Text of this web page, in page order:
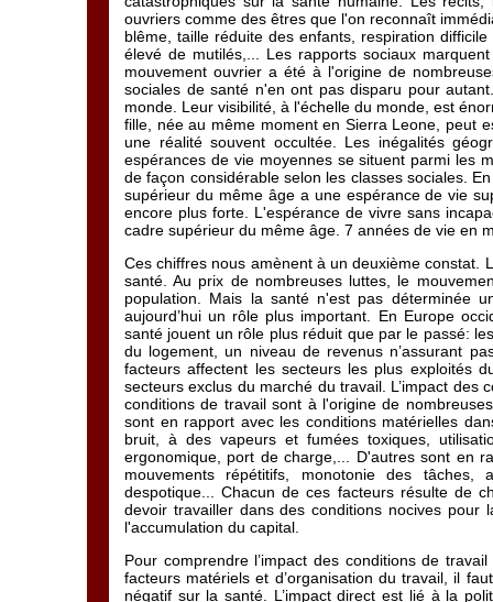
ouvriers comme des êtres que l'on reconnaît
blême, taille réduite des enfants, respiration
élevé de mutilés,... Les rapports sociaux
mouvement ouvrier a été à l'origine de
sociales de santé n'en ont pas disparu pour
monde. Leur visibilité, à l'échelle du monde, est
fille, née au même moment en Sierra Leone, peut
une réalité souvent occultée. Les inégalités
espérances de vie moyennes se situent parmi les
de façon considérable selon les classes sociales.
supérieur du même âge a une espérance de vie
encore plus forte. L'espérance de vivre sans
cadre supérieur du même âge. 7 années de vie en
Ces chiffres nous amènent à un deuxième constat.
santé. Au prix de nombreuses luttes, le
population. Mais la santé n'est pas déterminée
aujourd’hui un rôle plus important. En Europe
santé jouent un rôle plus réduit que par le passé:
du logement, un niveau de revenus n’assurant
facteurs affectent les secteurs les plus exploités
secteurs exclus du marché du travail. L’impact des
conditions de travail sont à l'origine de
sont en rapport avec les conditions matérielles
bruit, à des vapeurs et fumées toxiques,
ergonomique, port de charge,... D'autres sont en
mouvements répétitifs, monotonie des
despotique... Chacun de ces facteurs résulte de
devoir travailler dans des conditions nocives
l'accumulation du capital.
Pour comprendre l’impact des conditions de
facteurs matériels et d’organisation du travail, il
négatif sur la santé. L’impact direct est lié à la